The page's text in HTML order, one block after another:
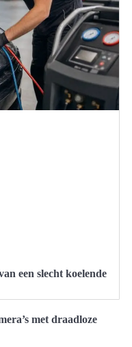
een slecht koelende
met draadloze